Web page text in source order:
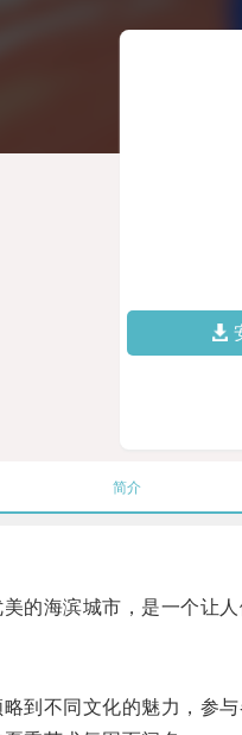
简介
海滨城市，是一个让人
不同文化的魅力，参与